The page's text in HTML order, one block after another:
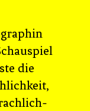
die